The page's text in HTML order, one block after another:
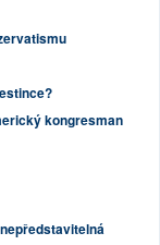
kongresman